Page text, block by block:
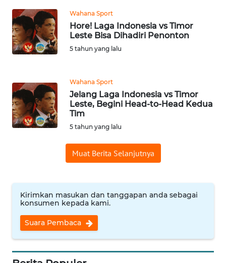
Wahana Sport
Hore! Laga Indonesia vs Timor
Leste Bisa Dihadiri Penonton
5 tahun yang lalu
Wahana Sport
Jelang Laga Indonesia vs Timor
Leste, Begini Head-to-Head Kedua
Tim
5 tahun yang lalu
Muat Berita Selanjutnya
Kirimkan masukan dan tanggapan anda sebagai
konsumen kepada kami.
Suara Pembaca
PEDOMAN
MEDIA
SIBER
KARIR
WN
SUMUT
WN
JAKARTA